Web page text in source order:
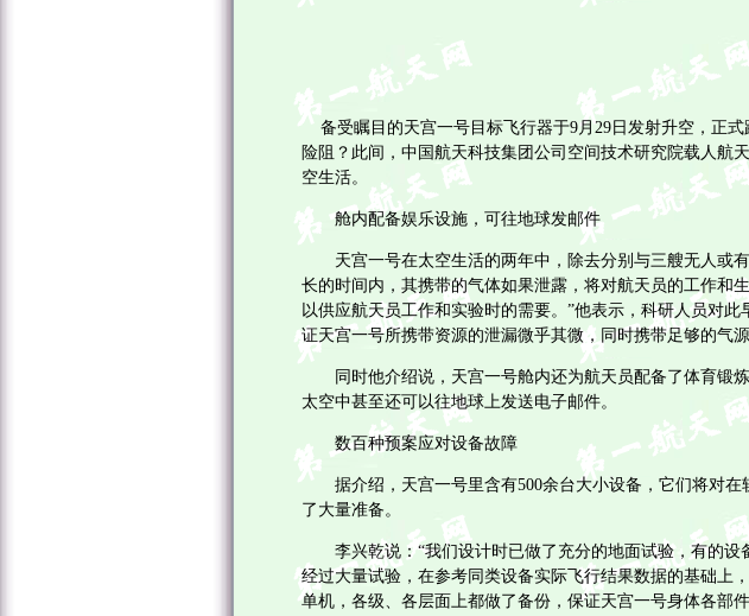
备受瞩目的天宫一号目标飞行器于9月29日发射升空，正式
险阻？此间，中国航天科技集团公司空间技术研究院载人航
空生活。
舱内配备娱乐设施，可往地球发邮件
天宫一号在太空生活的两年中，除去分别与三艘无人或有
长的时间内，其携带的气体如果泄露，将对航天员的工作和
以供应航天员工作和实验时的需要。”他表示，科研人员对
证天宫一号所携带资源的泄漏微乎其微，同时携带足够的气
同时他介绍说，天宫一号舱内还为航天员配备了体育锻炼
太空中甚至还可以往地球上发送电子邮件。
数百种预案应对设备故障
据介绍，天宫一号里含有500余台大小设备，它们将对在
了大量准备。
李兴乾说：“我们设计时已做了充分的地面试验，有的设
经过大量试验，在参考同类设备实际飞行结果数据的基础上
单机，各级、各层面上都做了备份，保证天宫一号身体各部